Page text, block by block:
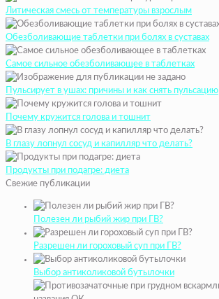
Литическая смесь от температуры взрослым
Обезболивающие таблетки при болях в суставах
Самое сильное обезболивающее в таблетках
Пульсирует в ушах: причины и как снять пульсацию
Почему кружится голова и тошнит
В глазу лопнул сосуд и капилляр что делать?
Продукты при подагре: диета
Свежие публикации
Полезен ли рыбий жир при ГВ?
Разрешен ли гороховый суп при ГВ?
Выбор антиколиковой бутылочки